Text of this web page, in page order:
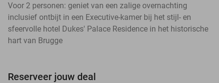
Voor 2 personen: geniet van een zalige overnachting
inclusief ontbijt in een Executive-kamer bij het stijl- en
sfeervolle hotel Dukes' Palace Residence in het historische
hart van Brugge
Reserveer jouw deal